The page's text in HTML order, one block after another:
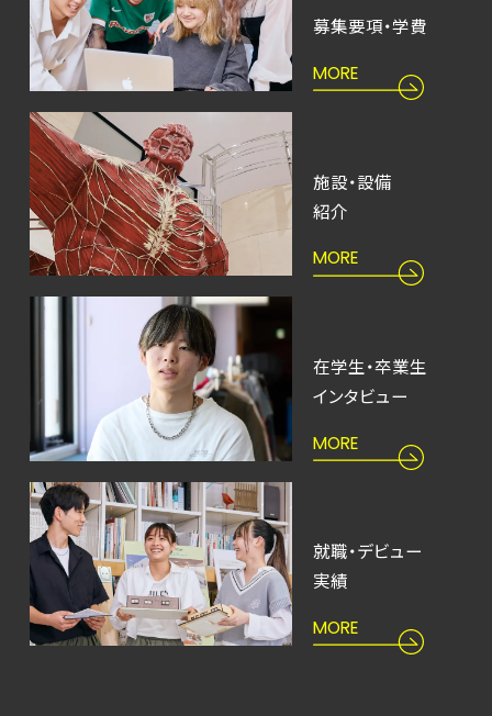
募集要項・学費
MORE
施設・設備
紹介
MORE
在学生・卒業生
インタビュー
MORE
就職・デビュー
実績
MORE